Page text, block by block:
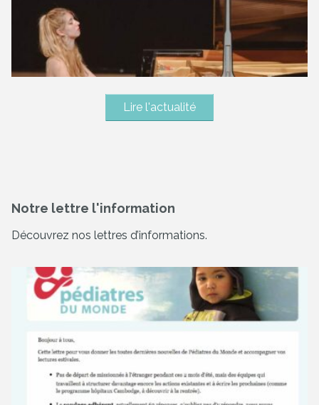
Lire l'actualité
Notre lettre l'information
Découvrez nos lettres d’informations.